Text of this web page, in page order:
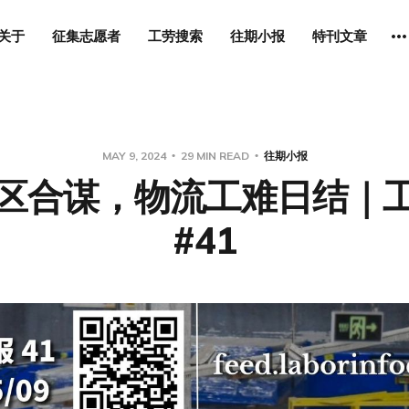
于 征集志愿者 工劳搜索 往期小报 特刊文章
MAY 9, 2024 29 MIN READ 往期小报
合谋，物流工难日结｜
#41